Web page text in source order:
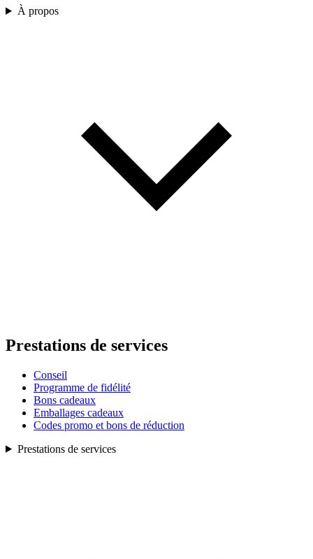
À propos
Prestations de services
Conseil
Programme de fidélité
Bons cadeaux
Emballages cadeaux
Codes promo et bons de réduction
Prestations de services